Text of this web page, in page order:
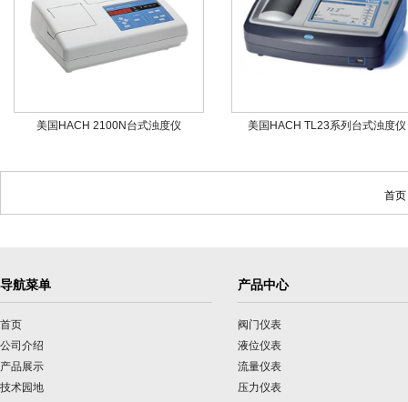
美国HACH 2100N台式浊度仪 美国HACH TL23系列台式浊度仪
首
导航菜单
首页
公司介绍
产品展示
技术园地
产品中心
阀门仪表
液位仪表
流量仪表
压力仪表